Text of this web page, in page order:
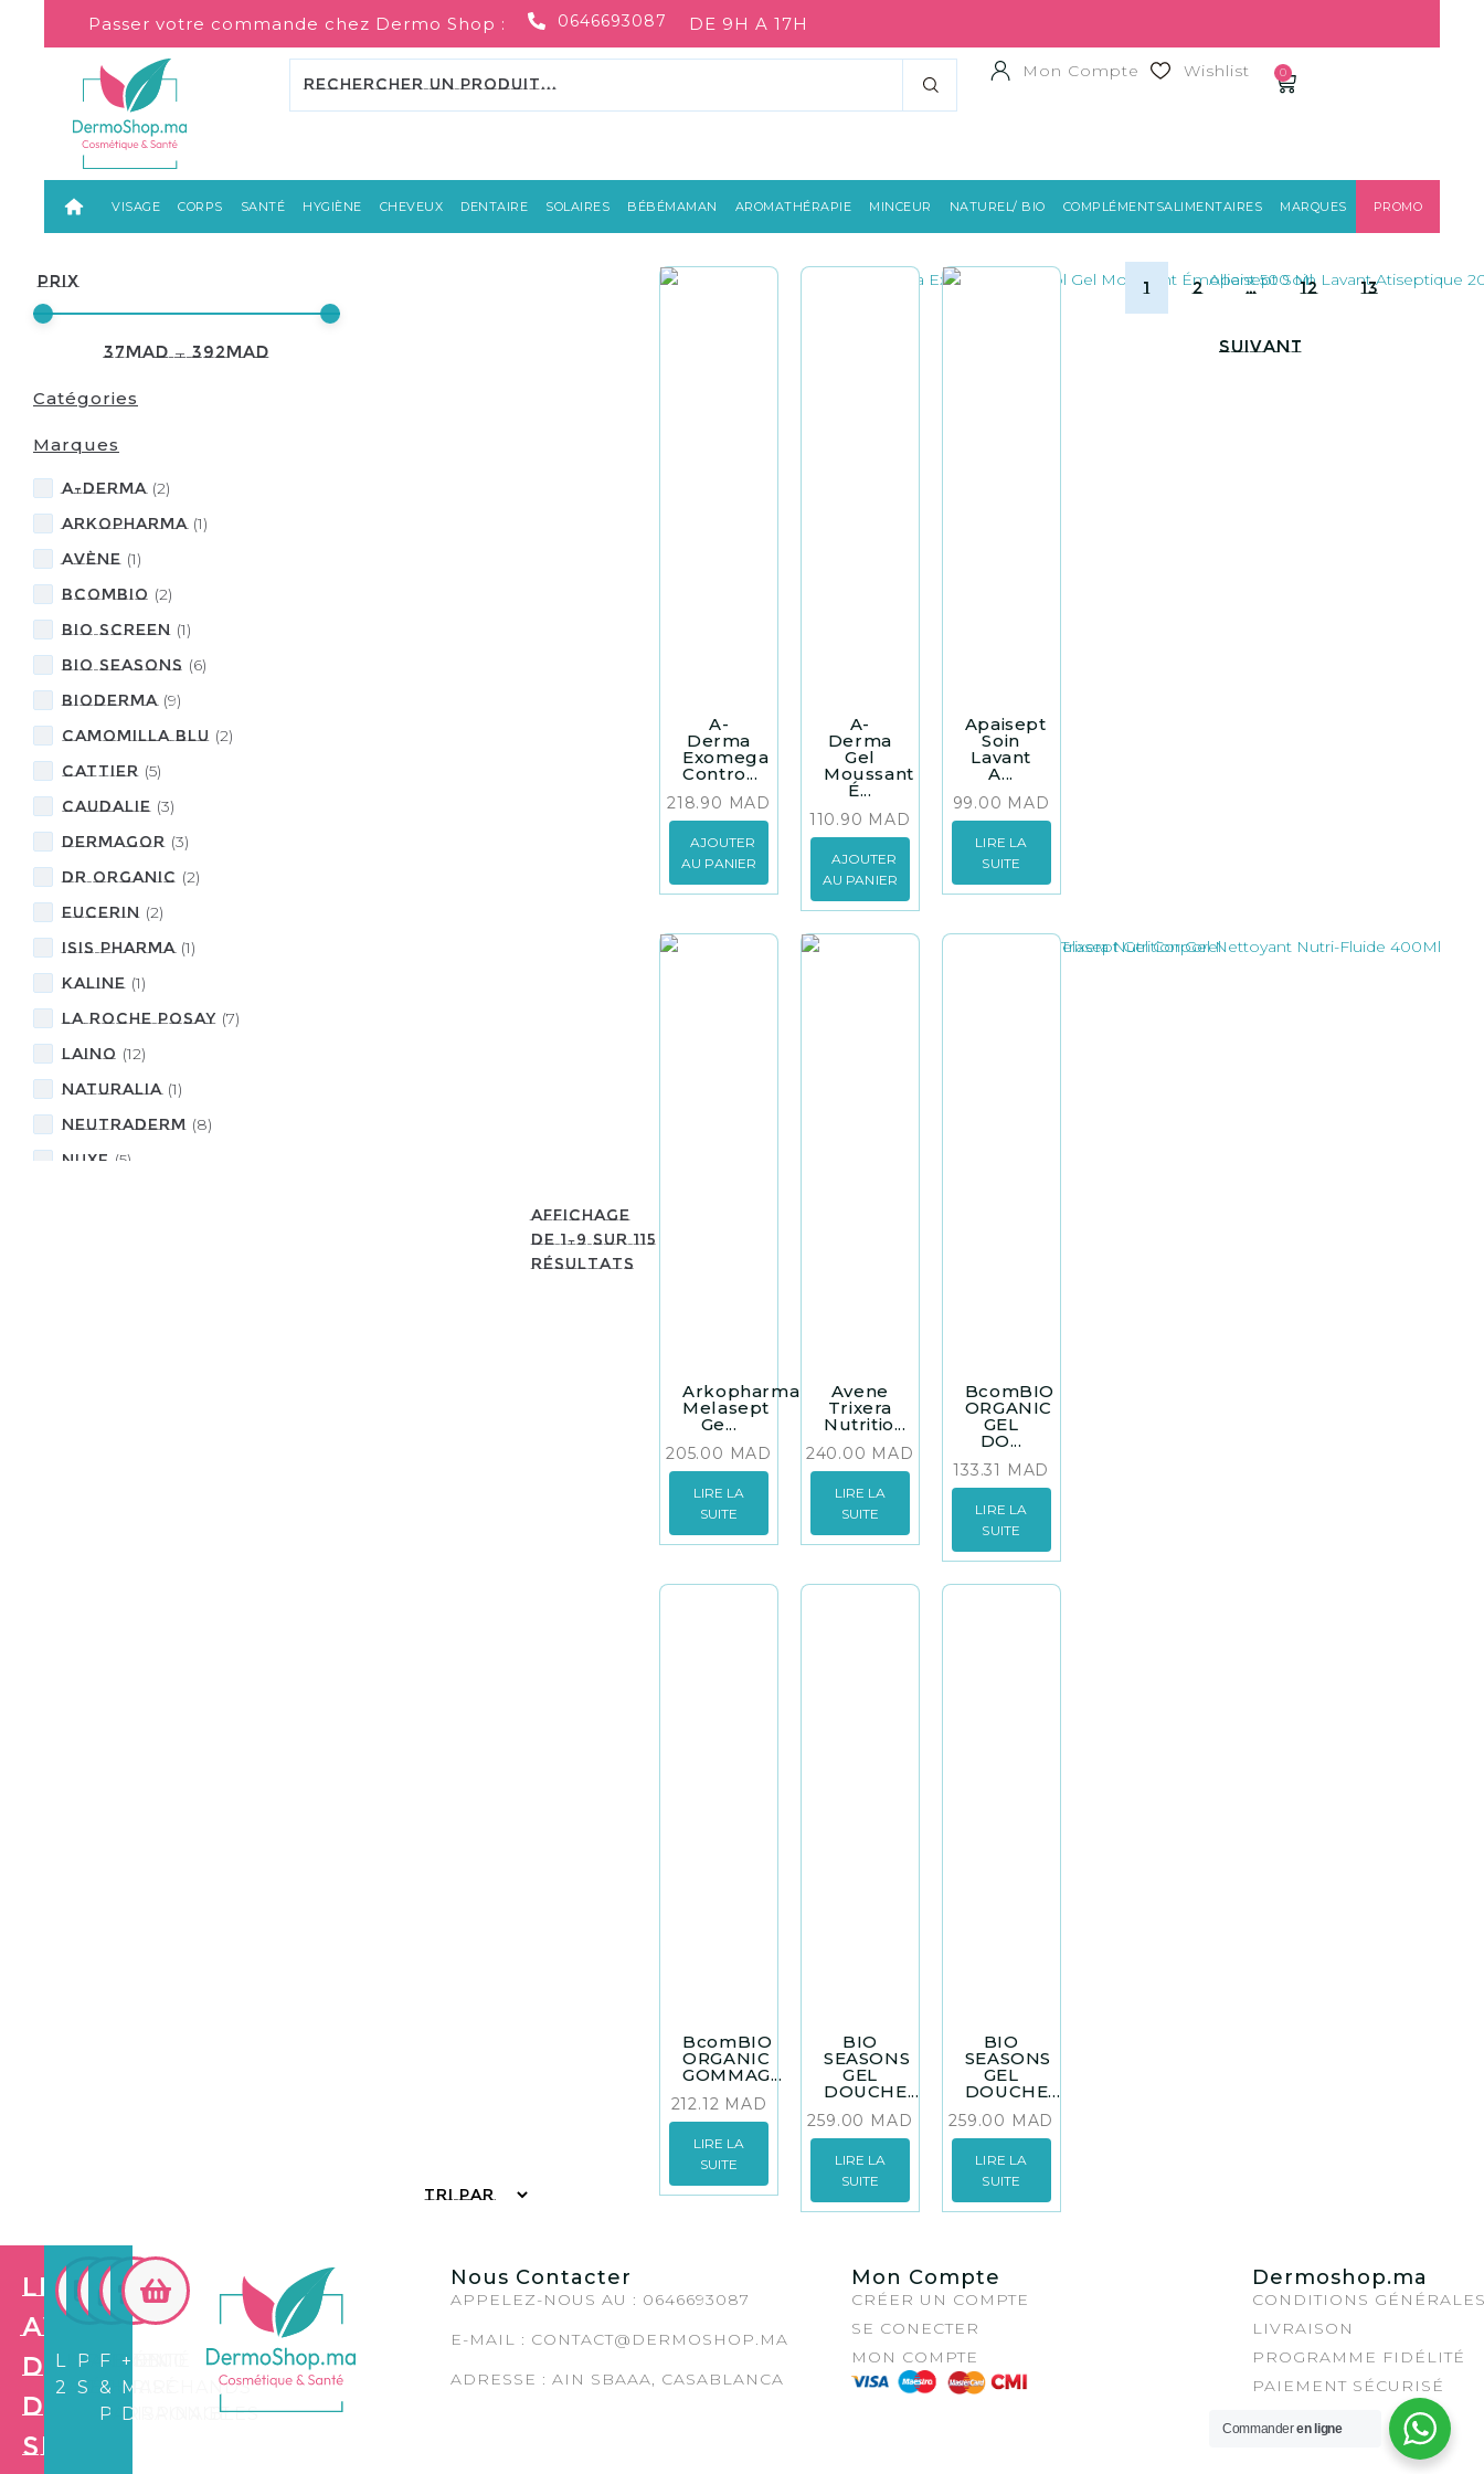
Passer votre commande chez Dermo Shop : 0646693087 DE 9H A 17H
Mon Compte Wishlist 0
VISAGE CORPS SANTÉ HYGIÈNE CHEVEUX DENTAIRE SOLAIRES BÉBÉMAMAN AROMATHÉRAPIE MINCEUR NATUREL/ BIO COMPLÉMENTSALIMENTAIRES MARQUES PROMO
Prix
37MAD—392MAD
Catégories
Marques
A-DERMA (2)
ARKOPHARMA (1)
Avène (1)
BcomBIO (2)
BIO SCREEN (1)
Bio Seasons (6)
BIODERMA (9)
camomilla BLU (2)
CATTIER (5)
CAUDALIE (3)
DERMAGOR (3)
DR ORGANIC (2)
Eucerin (2)
Isis Pharma (1)
KALINE (1)
LA ROCHE POSAY (7)
LAINO (12)
NATURALIA (1)
NEUTRADERM (8)
NUXE (5)
Affichage
de 1–9 sur 115
résultats
A-
Derma
Exomega
Contro...
218.90 MAD
AJOUTER
AU PANIER
A-
Derma
Gel
Moussant
É...
110.90 MAD
AJOUTER
AU PANIER
Apaisept
Soin
Lavant
A...
99.00 MAD
LIRE LA
SUITE
Arkopharma
Melasept
Ge...
205.00 MAD
LIRE LA
SUITE
Avene
Trixera
Nutritio...
240.00 MAD
LIRE LA
SUITE
BcomBIO
ORGANIC
GEL
DO...
133.31 MAD
LIRE LA
SUITE
BcomBIO
ORGANIC
GOMMAG...
212.12 MAD
LIRE LA
SUITE
BIO
SEASONS
GEL
DOUCHE...
259.00 MAD
LIRE LA
SUITE
BIO
SEASONS
GEL
DOUCHE...
259.00 MAD
LIRE LA
SUITE
1 2 … 12 13
Suivant
Les
avantages
de
Dermo
Shop
LIVRAISON
24/72H
PAIEMENT
SÉCURISÉ
FIDÉLITÉ
&
PARRAINAGE
+3.500
MARCHANDS
DISPONIBLES
Nous Contacter
APPELEZ-NOUS AU : 0646693087
E-MAIL : CONTACT@DERMOSHOP.MA
ADRESSE : AIN SBAAA, CASABLANCA
Mon Compte
CRÉER UN COMPTE
SE CONECTER
MON COMPTE
Dermoshop.ma
CONDITIONS
LIVRAISON
PROGRAMME FIDÉLITÉ
PAIEMENT SÉCURISÉ
Commanderen ligne